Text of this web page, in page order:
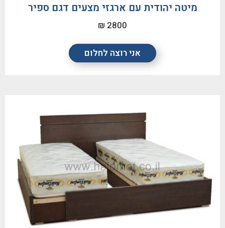
אני רוצה לחלום
מיטה יהודית עם ארגזי מצעים דגם ספיר
2800 ₪